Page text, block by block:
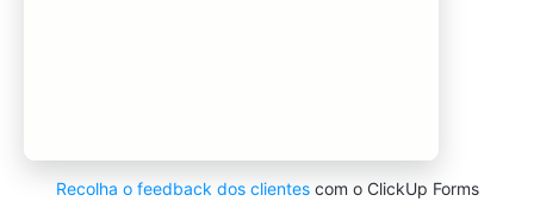
Recolha o feedback dos clientescom o ClickUp Forms